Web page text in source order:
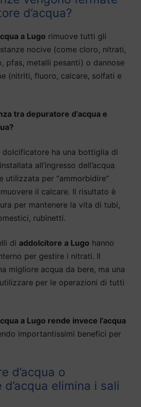
d’acqua?
a Lugo rimuove tutti gli
nocive (come cloro, nitrati,
pfas, metalli pesanti) o dannose
(nitriti, fluoro, calcare, solfati e
tra depuratore d’acqua e
ha una bottiglia di
all’ingresso dell’acqua
utilizzata per “ammorbidire”
il calcare. Il risultato è
per mantenere la vita di tubi,
rubinetti.
di addolcitore a Lugo hanno
per gestire i nitrati. Il
migliore acqua da bere, ma una
per le operazioni di tutti
a Lugo rende invece l’acqua
importantissimi benefici per
d’acqua o
elimina i sali